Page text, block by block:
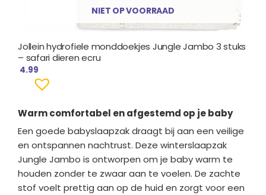
NIET OP VOORRAAD
Jollein hydrofiele monddoekjes Jungle Jambo 3 stuks
– safari dieren ecru
4.99
Warm comfortabel en afgestemd op je baby
Een goede babyslaapzak draagt bij aan een veilige
en ontspannen nachtrust. Deze winterslaapzak
Jungle Jambo is ontworpen om je baby warm te
houden zonder te zwaar aan te voelen. De zachte
stof voelt prettig aan op de huid en zorgt voor een